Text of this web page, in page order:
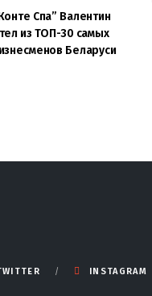
Спа” Валентин
из ТОП-30 самых
Беларуси
INSTAGRAM